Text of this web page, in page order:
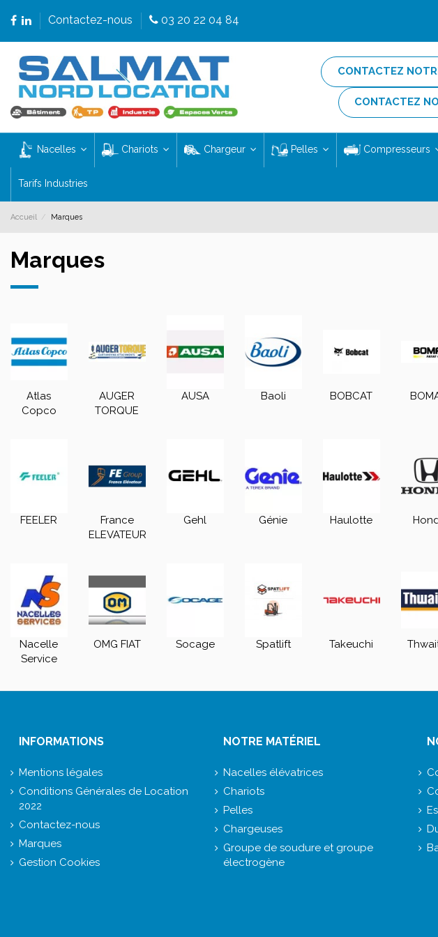
Contactez-nous 03 20 22 04 84
CONTACTEZ
CONTACTEZ
Nacelles Chariots Chargeur Pelles Compresseurs
Tarifs Industries
Accueil Marques
Marques
Atlas
Copco
AUGER
TORQUE
AUSA Baoli BOBCAT
FEELER
France
ELEVATEUR
Gehl Génie Haulotte
Nacelle
Service
OMG FIAT Socage Spatlift Takeuchi
INFORMATIONS
Mentions légales
Conditions Générales de Location
2022
Contactez-nous
Marques
Gestion Cookies
NOTRE MATÉRIEL
Nacelles élévatrices
Chariots
Pelles
Chargeuses
Groupe de soudure et groupe
électrogène